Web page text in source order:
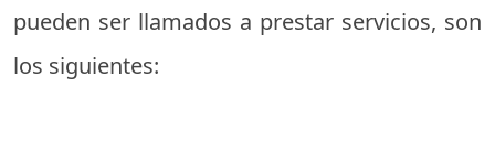
pueden ser llamados a prestar servicios, son
los siguientes: